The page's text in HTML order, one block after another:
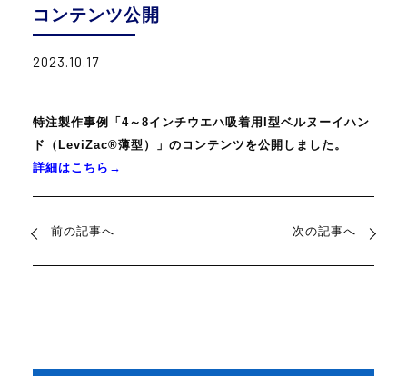
コンテンツ公開
2023.10.17
特注製作事例「4～8インチウエハ吸着用I型ベルヌーイハン
ド（LeviZac®薄型）」のコンテンツを公開しました。
詳細はこちら→
前の記事へ 次の記事へ